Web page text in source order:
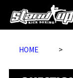
HOME >